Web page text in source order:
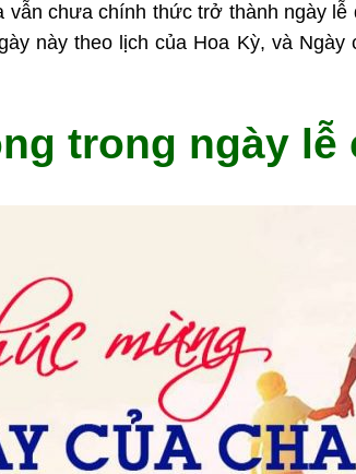
vẫn chưa chính thức trở thành ngày
này theo lịch của Hoa Kỳ, và Ngày
trong ngày lễ